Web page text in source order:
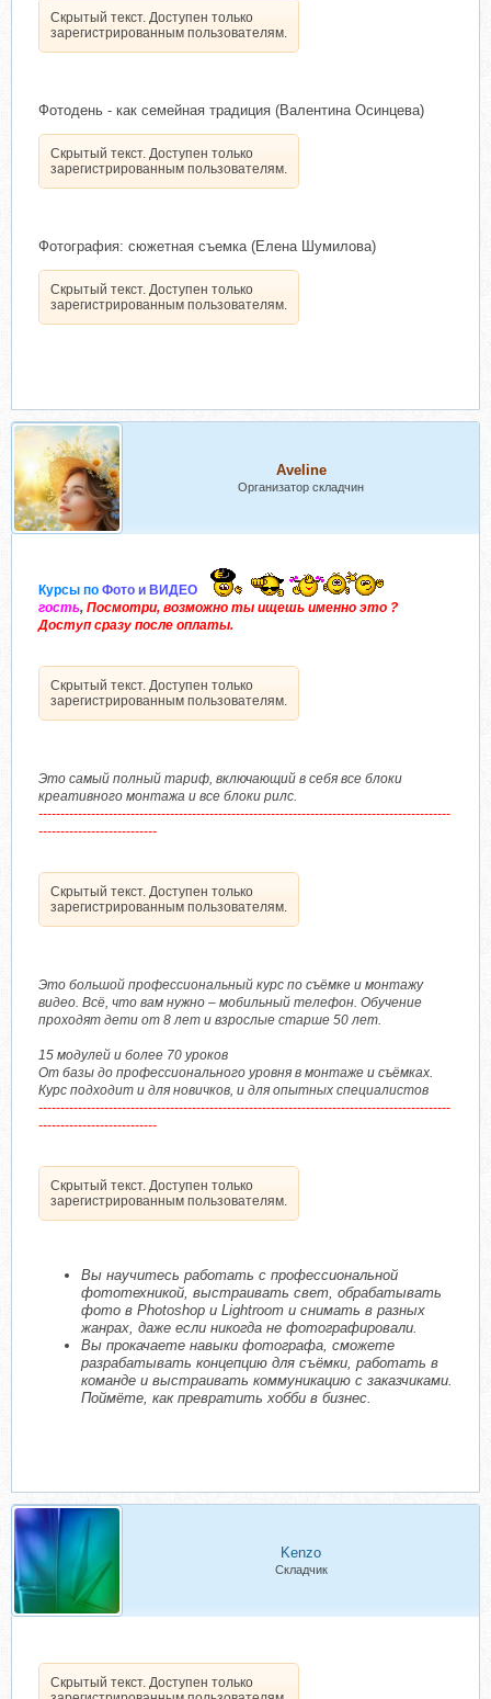
Скрытый текст. Доступен только
зарегистрированным пользователям.
Фотодень - как семейная традиция (Валентина Осинцева)
Скрытый текст. Доступен только
зарегистрированным пользователям.
Фотография: сюжетная съемка (Елена Шумилова)
Скрытый текст. Доступен только
зарегистрированным пользователям.
Aveline
Организатор складчин
Курсы по Фото и ВИДЕО
гость, Посмотри, возможно ты ищешь именно это ?
Доступ сразу после оплаты.
Скрытый текст. Доступен только
зарегистрированным пользователям.
Это самый полный тариф, включающий в себя все блоки
креативного монтажа и все блоки рилс.
----------------------------------------------------------------------------------------------
---------------------------
Скрытый текст. Доступен только
зарегистрированным пользователям.
Это большой профессиональный курс по съёмке и монтажу
видео. Всё, что вам нужно – мобильный телефон. Обучение
проходят дети от 8 лет и взрослые старше 50 лет.
15 модулей и более 70 уроков
От базы до профессионального уровня в монтаже и съёмках.
Курс подходит и для новичков, и для опытных специалистов
----------------------------------------------------------------------------------------------
---------------------------
Скрытый текст. Доступен только
зарегистрированным пользователям.
Вы научитесь работать с профессиональной
фототехникой, выстраивать свет, обрабатывать
фото в Photoshop и Lightroom и снимать в разных
жанрах, даже если никогда не фотографировали.
Вы прокачаете навыки фотографа, сможете
разрабатывать концепцию для съёмки, работать в
команде и выстраивать коммуникацию с заказчиками.
Поймёте, как превратить хобби в бизнес.
Kenzo
Складчик
Скрытый текст. Доступен только